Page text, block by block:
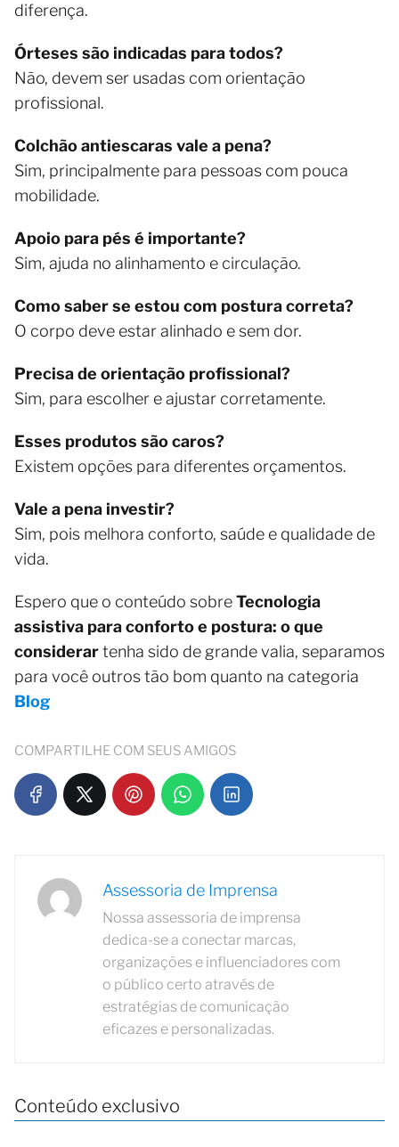
diferença.
Órteses são indicadas para todos?
Não, devem ser usadas com orientação
profissional.
Colchão antiescaras vale a pena?
Sim, principalmente para pessoas com pouca
mobilidade.
Apoio para pés é importante?
Sim, ajuda no alinhamento e circulação.
Como saber se estou com postura correta?
O corpo deve estar alinhado e sem dor.
Precisa de orientação profissional?
Sim, para escolher e ajustar corretamente.
Esses produtos são caros?
Existem opções para diferentes orçamentos.
Vale a pena investir?
Sim, pois melhora conforto, saúde e qualidade de
vida.
Espero que o conteúdo sobreTecnologia
assistiva para conforto e postura: o que
considerartenha sido de grande valia, separamos
para você outros tão bom quanto na categoria
Blog
COMPARTILHE COM SEUS AMIGOS
Assessoria de Imprensa
Nossa assessoria de imprensa
dedica-se a conectar marcas,
organizações e influenciadores com
o público certo através de
estratégias de comunicação
eficazes e personalizadas.
Conteúdo exclusivo